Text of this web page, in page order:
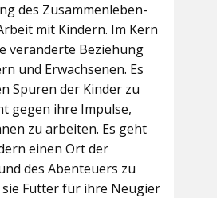
des Zusammenleben-
mit Kindern. Im Kern
veränderte Beziehung
und Erwachsenen. Es
Spuren der Kinder zu
gegen ihre Impulse,
zu arbeiten. Es geht
einen Ort der
des Abenteuers zu
sie Futter für ihre Neugier